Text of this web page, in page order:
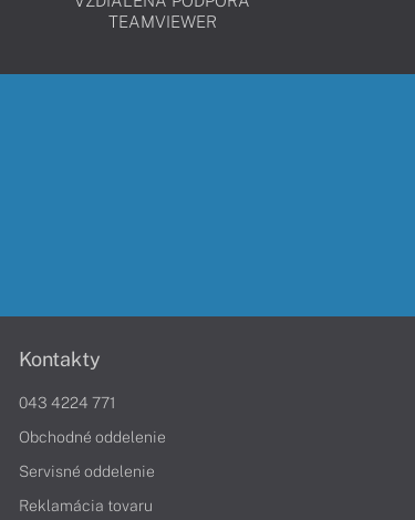
TEAMVIEWER
Kontakty
043 4224 771
Obchodné oddelenie
Servisné oddelenie
Reklamácia tovaru